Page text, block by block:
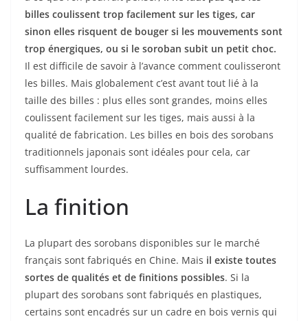
billes coulissent trop facilement sur les tiges, car
sinon elles risquent de bouger si les mouvements sont
trop énergiques, ou si le soroban subit un petit choc.
Il est difficile de savoir à l’avance comment coulisseront
les billes. Mais globalement c’est avant tout lié à la
taille des billes : plus elles sont grandes, moins elles
coulissent facilement sur les tiges, mais aussi à la
qualité de fabrication. Les billes en bois des sorobans
traditionnels japonais sont idéales pour cela, car
suffisamment lourdes.
La finition
La plupart des sorobans disponibles sur le marché
français sont fabriqués en Chine. Mais il existe toutes
sortes de qualités et de finitions possibles. Si la
plupart des sorobans sont fabriqués en plastiques,
certains sont encadrés sur un cadre en bois vernis qui